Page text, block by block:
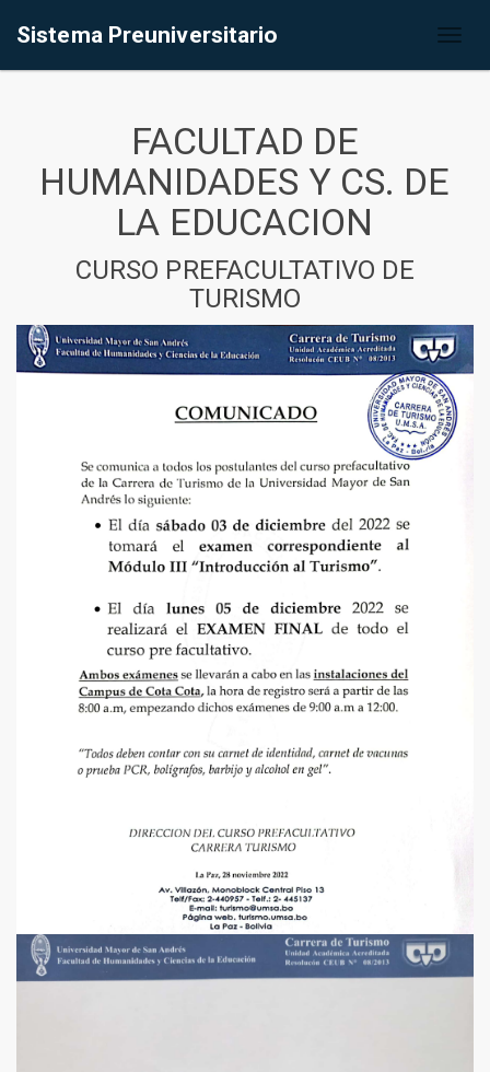
Sistema Preuniversitario
FACULTAD DE
HUMANIDADES Y CS. DE
LA EDUCACION
CURSO PREFACULTATIVO DE
TURISMO